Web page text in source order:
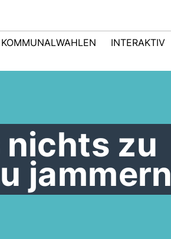
KOMMUNALWAHLEN INTERAKTIV
zu
jammern